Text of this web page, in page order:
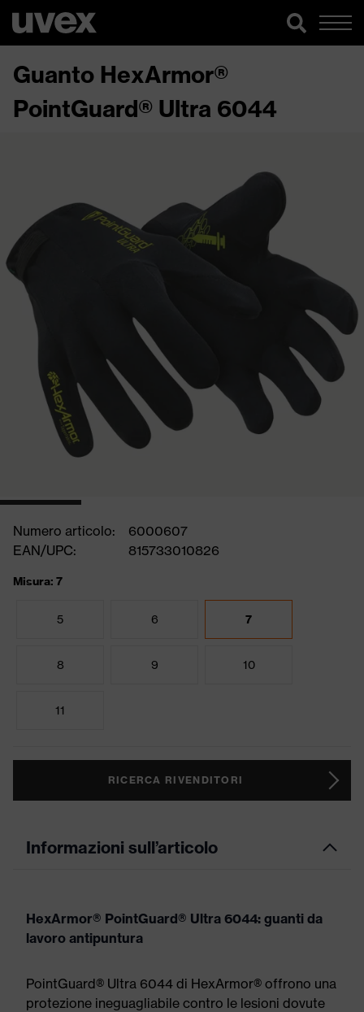
Guanto HexArmor®
PointGuard® Ultra 6044
Numero articolo:
6000607
EAN/UPC:
815733010826
Misura: 7
5 6 7
8 9 10
11
RICERCA RIVENDITORI
Informazioni sull’articolo
HexArmor® PointGuard® Ultra 6044: guanti da
lavoro antipuntura
PointGuard® Ultra 6044 di HexArmor® offrono una
protezione ineguagliabile contro le lesioni dovute